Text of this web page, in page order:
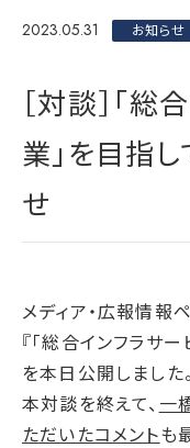
事業紹介
ガバナンス
Infroneer AtoZ
ITSUTSU-BOSHI
キャレたんと探究
決算説明会資料
IRニュースライブ
個人投資家の皆
IR資料室
株主・株式情報
お問い合わせ
電子公告
価値創造プロセス
事業セグメント紹
ビジネスモデルと
加盟/評価・認定
環境マネジメント
気候変動
循環経済
汚染防止
コンプライアンス
各種ポリシー
情報セキュリティ
プライバシーポリ
SNSポリシー
ディスクロージャ
用語集
2023.05.31 お知らせ
［対談］「
業」を目指
せ
メディア・広報情
『「総合インフラサ
を本日公開しました。
本対談を終えて、 一
ただいたコメントも